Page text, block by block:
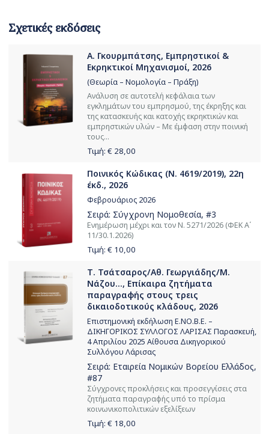
Σχετικές εκδόσεις
Α. Γκουρμπάτσης, Εμπρηστικοί &
Εκρηκτικοί Μηχανισμοί, 2026
(Θεωρία – Νομολογία – Πράξη)
Ανάλυση σε αυτοτελή κεφάλαια των
εγκλημάτων του εμπρησμού, της έκρηξης και
της κατασκευής και κατοχής εκρηκτικών και
εμπρηστικών υλών – Με έμφαση στην ποινική
τους...
Τιμή: € 28,00
Ποινικός Κώδικας (Ν. 4619/2019), 22η
έκδ., 2026
Φεβρουάριος 2026
Σειρά: Σύγχρονη Νομοθεσία, #3
Ενημέρωση μέχρι και τον Ν. 5271/2026 (ΦΕΚ Α΄
11/30.1.2026)
Τιμή: € 10,00
Τ. Τσάτσαρος/Αθ. Γεωργιάδης/Μ.
Νάζου..., Επίκαιρα ζητήματα
παραγραφής στους τρεις
δικαιοδοτικούς κλάδους, 2026
Επιστημονική εκδήλωση Ε.ΝΟ.Β.Ε. –
ΔΙΚΗΓΟΡΙΚΟΣ ΣΥΛΛΟΓΟΣ ΛΑΡΙΣΑΣ Παρασκευή,
4 Απριλίου 2025 Αίθουσα Δικηγορικού
Συλλόγου Λάρισας
Σειρά: Εταιρεία Νομικών Βορείου Ελλάδος,
#87
Σύγχρονες προκλήσεις και προσεγγίσεις στα
ζητήματα παραγραφής υπό το πρίσμα
κοινωνικοπολιτικών εξελίξεων
Τιμή: € 18,00